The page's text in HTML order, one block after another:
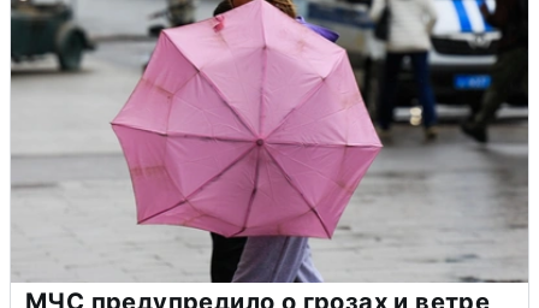
МЧС предупредило о грозах и ветре